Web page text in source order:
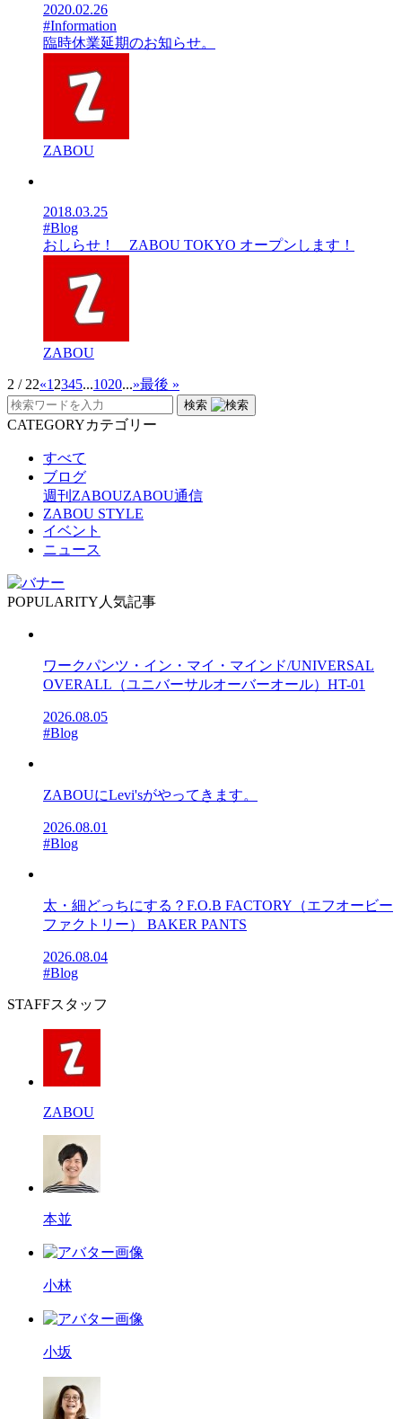
2020.02.26
#Information
臨時休業延期のお知らせ。
ZABOU
2018.03.25
#Blog
おしらせ！ ZABOU TOKYO オープンします！
ZABOU
2 / 22«1 2345...1020...»最後 »
検索
CATEGORYカテゴリー
すべて
ブログ
週刊ZABOUZABOU通信
ZABOU STYLE
イベント
ニュース
POPULARITY 人気記事
ワークパンツ・イン・マイ・マインド/UNIVERSAL
OVERALL（ユニバーサルオーバーオール）HT-01
2026.08.05
#Blog
ZABOUにLevi'sがやってきます。
2026.08.01
#Blog
太・細どっちにする？F.O.B FACTORY（エフオービー
ファクトリー） BAKER PANTS
2026.08.04
#Blog
STAFFスタッフ
ZABOU
本並
小林
小坂